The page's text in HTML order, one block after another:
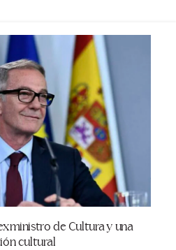
de Cultura y una
cultural